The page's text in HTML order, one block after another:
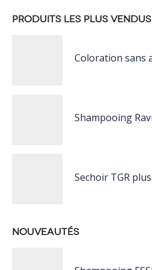
PRODUITS LES PLUS VENDUS
Sechoir TGR plus
NOUVEAUTÉS